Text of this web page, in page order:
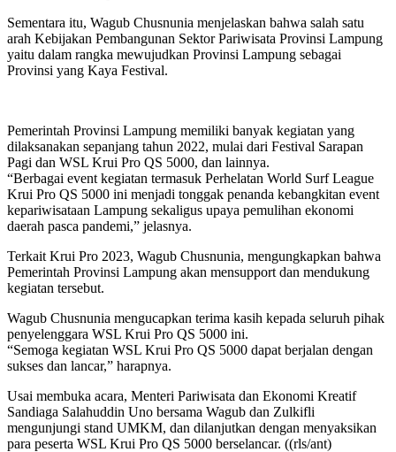
Sementara itu, Wagub Chusnunia menjelaskan bahwa salah satu
arah Kebijakan Pembangunan Sektor Pariwisata Provinsi Lampung
yaitu dalam rangka mewujudkan Provinsi Lampung sebagai
Provinsi yang Kaya Festival.
Pemerintah Provinsi Lampung memiliki banyak kegiatan yang
dilaksanakan sepanjang tahun 2022, mulai dari Festival Sarapan
Pagi dan WSL Krui Pro QS 5000, dan lainnya.
“Berbagai event kegiatan termasuk Perhelatan World Surf League
Krui Pro QS 5000 ini menjadi tonggak penanda kebangkitan event
kepariwisataan Lampung sekaligus upaya pemulihan ekonomi
daerah pasca pandemi,” jelasnya.
Terkait Krui Pro 2023, Wagub Chusnunia, mengungkapkan bahwa
Pemerintah Provinsi Lampung akan mensupport dan mendukung
kegiatan tersebut.
Wagub Chusnunia mengucapkan terima kasih kepada seluruh pihak
penyelenggara WSL Krui Pro QS 5000 ini.
“Semoga kegiatan WSL Krui Pro QS 5000 dapat berjalan dengan
sukses dan lancar,” harapnya.
Usai membuka acara, Menteri Pariwisata dan Ekonomi Kreatif
Sandiaga Salahuddin Uno bersama Wagub dan Zulkifli
mengunjungi stand UMKM, dan dilanjutkan dengan menyaksikan
para peserta WSL Krui Pro QS 5000 berselancar. ((rls/ant)